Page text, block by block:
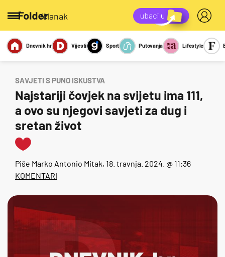
/članak
Miks Kviz
Report
Sexy
Dnevnik.hr Vijesti Sport Putovanja Lifestyle
SAVJETI S PUNO ISKUSTVA
Najstariji čovjek na svijetu ima 111,
a ovo su njegovi savjeti za dug i
sretan život
Piše Marko Antonio Mitak, 18. travnja. 2024. @ 11:36
KOMENTARI